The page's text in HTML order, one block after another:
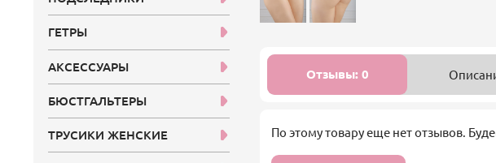
Отзывы: 0
По этому товару еще нет отзывов.
ГЕТРЫ
АКСЕССУАРЫ
БЮСТГАЛЬТЕРЫ
ТРУСИКИ ЖЕНСКИЕ